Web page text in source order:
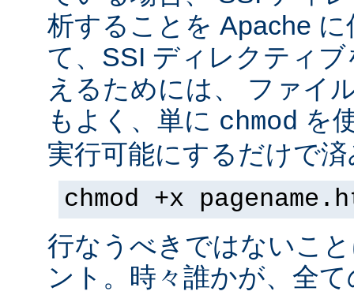
析することを Apache
て、SSI ディレクティ
えるためには、 ファイ
もよく、単に chmod を
実行可能にするだけで
chmod +x
行なうべきではないこ
ント。時々誰かが、全